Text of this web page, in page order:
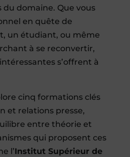
domaine. Que vous
en quête de
un étudiant, ou même
à se reconvertir,
s’offrent à
cinq formations clés
et relations presse,
entre théorie et
qui proposent ces
l’Institut Supérieur de